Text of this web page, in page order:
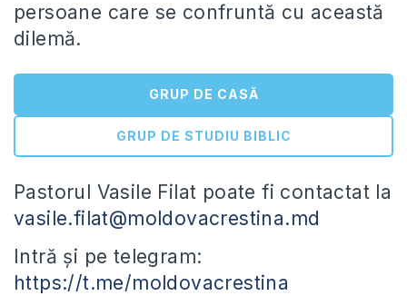
persoane care se confruntă cu această
dilemă.
GRUP DE CASĂ
GRUP DE STUDIU BIBLIC
Pastorul Vasile Filat poate fi contactat la
vasile.filat@moldovacrestina.md
Intră și pe telegram:
https://t.me/moldovacrestina